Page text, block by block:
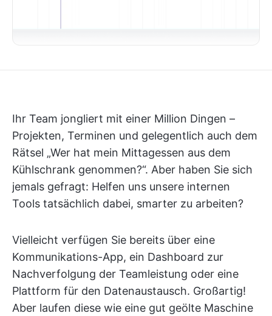
Ihr Team jongliert mit einer Million Dingen –
Projekten, Terminen und gelegentlich auch dem
Rätsel „Wer hat mein Mittagessen aus dem
Kühlschrank genommen?“. Aber haben Sie sich
jemals gefragt: Helfen uns unsere internen
Tools tatsächlich dabei, smarter zu arbeiten?
Vielleicht verfügen Sie bereits über eine
Kommunikations-App, ein Dashboard zur
Nachverfolgung der Teamleistung oder eine
Plattform für den Datenaustausch. Großartig!
Aber laufen diese wie eine gut geölte Maschine